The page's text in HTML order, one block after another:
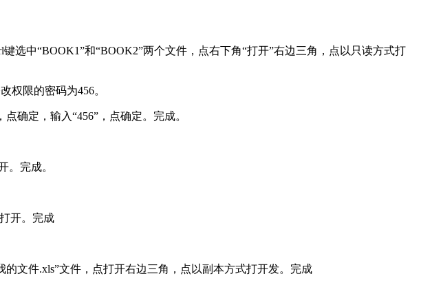
中“BOOK1”和“BOOK2”两个文件，点右下角“打开”右边三角，点以只读方式打
限的密码为456。
确定，输入“456”，点确定。完成。
。完成。
开。完成
文件.xls”文件，点打开右边三角，点以副本方式打开发。完成